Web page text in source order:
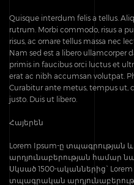
Quisque interdum felis a tellus.
rutrum. Morbi commodo, risus a
risus, ac ornare tellus massa nec
Nam sed est a libero ullamcorper
primis in faucibus orci luctus et
erat ac nibh accumsan volutpat.
Curabitur ante metus, tempus ut,
justo. Duis ut libero.
Հայերեն
Lorem Ipsum-ը
արդյունաբերության համար
Սկսած 1500-ականներից`
տպագրական